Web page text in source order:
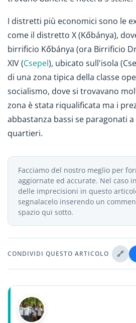
I distretti più economici sono le
come il distretto X (Kőbánya),
birrificio Kőbánya (ora Birrificio
XIV (Csepel), ubicato sull'isola
di una zona tipica della classe
socialismo, dove si trovavano
zona è stata riqualificata ma i
abbastanza bassi se paragonati
quartieri.
Facciamo del nostro meglio per
aggiornate ed accurate. Nel caso
delle imprecisioni in questo
segnalacelo inserendo un
spazio qui sotto.
CONDIVIDI QUESTO ARTICOLO 🔗